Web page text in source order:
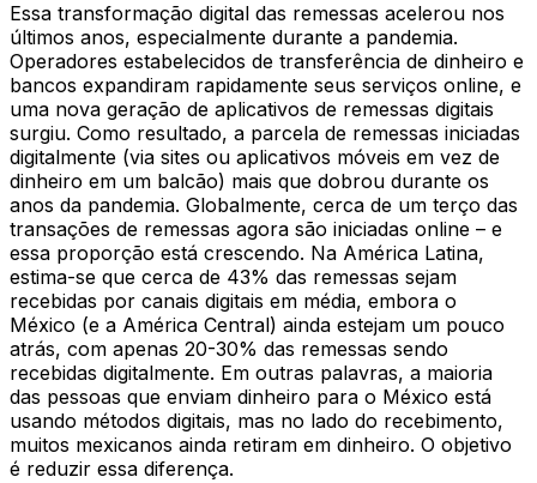
Essa transformação digital das remessas acelerou nos
últimos anos, especialmente durante a pandemia.
Operadores estabelecidos de transferência de dinheiro e
bancos expandiram rapidamente seus serviços online, e
uma nova geração de aplicativos de remessas digitais
surgiu. Como resultado, a parcela de remessas iniciadas
digitalmente (via sites ou aplicativos móveis em vez de
dinheiro em um balcão) mais que dobrou durante os
anos da pandemia. Globalmente, cerca de um terço das
transações de remessas agora são iniciadas online – e
essa proporção está crescendo. Na América Latina,
estima-se que cerca de 43% das remessas sejam
recebidas por canais digitais em média, embora o
México (e a América Central) ainda estejam um pouco
atrás, com apenas 20-30% das remessas sendo
recebidas digitalmente. Em outras palavras, a maioria
das pessoas que enviam dinheiro para o México está
usando métodos digitais, mas no lado do recebimento,
muitos mexicanos ainda retiram em dinheiro. O objetivo
é reduzir essa diferença.